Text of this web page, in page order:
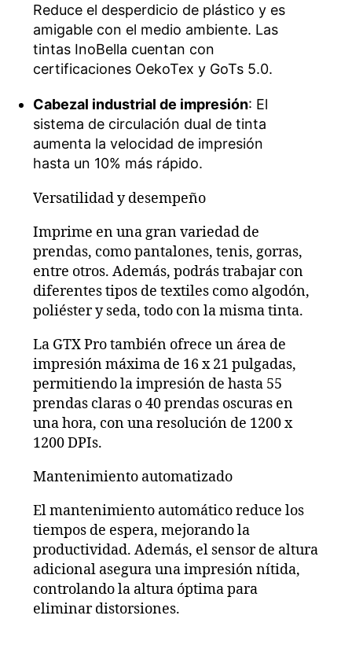
Reduce el desperdicio de plástico y es
amigable con el medio ambiente. Las
tintas InoBella cuentan con
certificaciones OekoTex y GoTs 5.0.
Cabezal industrial de impresión: El
sistema de circulación dual de tinta
aumenta la velocidad de impresión
hasta un 10% más rápido.
Versatilidad y desempeño
Imprime en una gran variedad de
prendas, como pantalones, tenis, gorras,
entre otros. Además, podrás trabajar con
diferentes tipos de textiles como algodón,
poliéster y seda, todo con la misma tinta.
La GTX Pro también ofrece un área de
impresión máxima de 16 x 21 pulgadas,
permitiendo la impresión de hasta 55
prendas claras o 40 prendas oscuras en
una hora, con una resolución de 1200 x
1200 DPIs.
Mantenimiento automatizado
El mantenimiento automático reduce los
tiempos de espera, mejorando la
productividad. Además, el sensor de altura
adicional asegura una impresión nítida,
controlando la altura óptima para
eliminar distorsiones.